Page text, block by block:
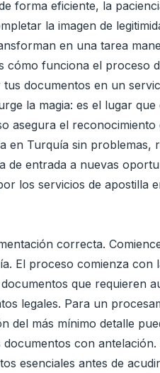
forma eficiente, la
la imagen de
en una tarea
cómo funciona el proceso
documentos en un
la magia: es el lugar
asegura el
Turquía sin problemas,
entrada a nuevas
los servicios de apostilla
correcta.
El proceso comienza
que requieren
legales. Para un
del más mínimo detalle
con
esenciales antes de